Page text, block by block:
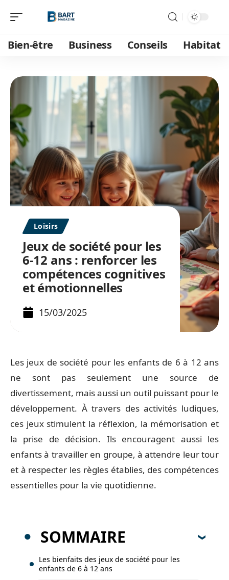
Bien-être Business Conseils Habitat
Loisirs
Jeux de société pour les
6-12 ans : renforcer les
compétences cognitives
et émotionnelles
15/03/2025
Les jeux de société pour les enfants de 6 à 12 ans
ne sont pas seulement une source de
divertissement, mais aussi un outil puissant pour le
développement. À travers des activités ludiques,
ces jeux stimulent la réflexion, la mémorisation et
la prise de décision. Ils encouragent aussi les
enfants à travailler en groupe, à attendre leur tour
et à respecter les règles établies, des compétences
essentielles pour la vie quotidienne.
SOMMAIRE
Les bienfaits des jeux de société pour les
enfants de 6 à 12 ans